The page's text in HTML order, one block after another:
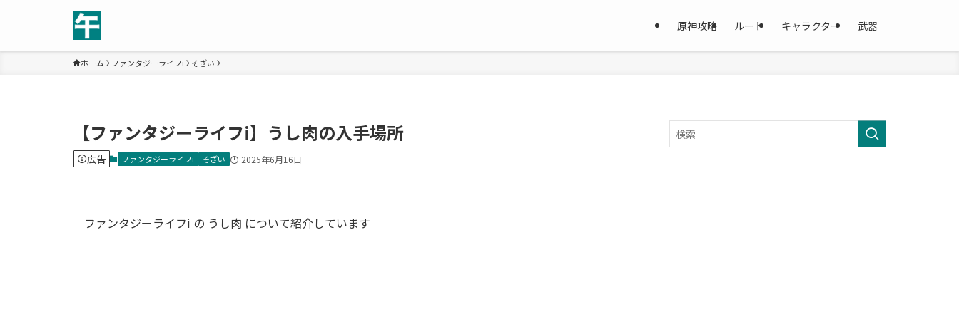
原神攻略 ルート キャラクター 武器
ホーム ファンタジーライフi そざい
【ファンタジーライフi】うし肉の入手場所
広告 ファンタジーライフi そざい 2025年6月16日
ファンタジーライフi の うし肉 について紹介しています